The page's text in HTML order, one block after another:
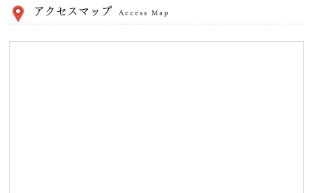
アクセスマップ Access Map